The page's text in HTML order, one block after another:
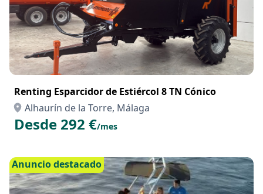
Renting Esparcidor de Estiércol 8 TN Cónico
Alhaurín de la Torre, Málaga
Desde 292 €/mes
Anuncio destacado